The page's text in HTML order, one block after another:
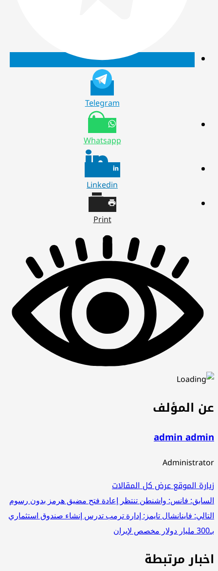
Telegram
Whatsapp
Linkedin
Print
عن المؤلف
admin admin
Administrator
زيارة الموقععرض كل المقالات
تصفّح
المقالات
السابق: فانس: واشنطن تنتظر إعادة فتح مضيق هرمز بدون رسوم
التالي: فاينانشال تايمز: إدارة ترمب تدرس إنشاء صندوق استثماري
بـ300 مليار دولار مخصص لإيران
اخبار مرتبطة